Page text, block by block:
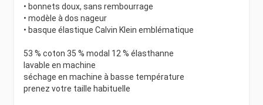
• bonnets doux, sans rembourrage
• modèle à dos nageur
• basque élastique Calvin Klein emblématique
53 % coton 35 % modal 12 % élasthanne
lavable en machine
séchage en machine à basse température
prenez votre taille habituelle